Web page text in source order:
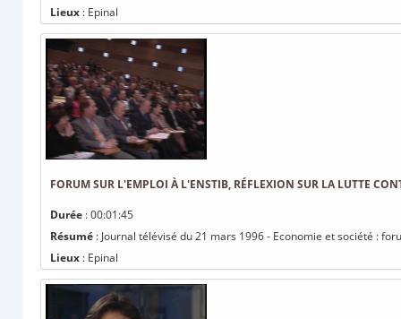
Lieux : Epinal
FORUM SUR L'EMPLOI À L'ENSTIB, RÉFLEXION SUR LA LUTTE
Durée : 00:01:45
Résumé : Journal télévisé du 21 mars 1996 - Economie et société :
Lieux : Epinal